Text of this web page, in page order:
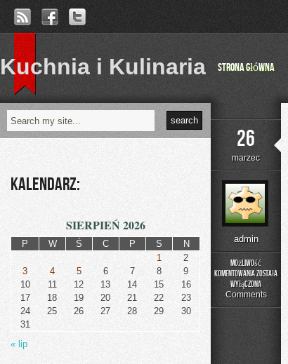
Kuchnia i Kulinaria Strona główna
26
marzec
admin
Możliwość
komentowania
Reklama
Płatna
(SEM
została
wyłączona
Comments
Kalendarz:
SIERPIEŃ 2026
P W Ś C P S
N
1
2
3
4 5 6 7 8
9
10
11 12 13 14 15
16
17
18 19 20 21 22
23
24
25 26 27 28 29
30
31
« lip